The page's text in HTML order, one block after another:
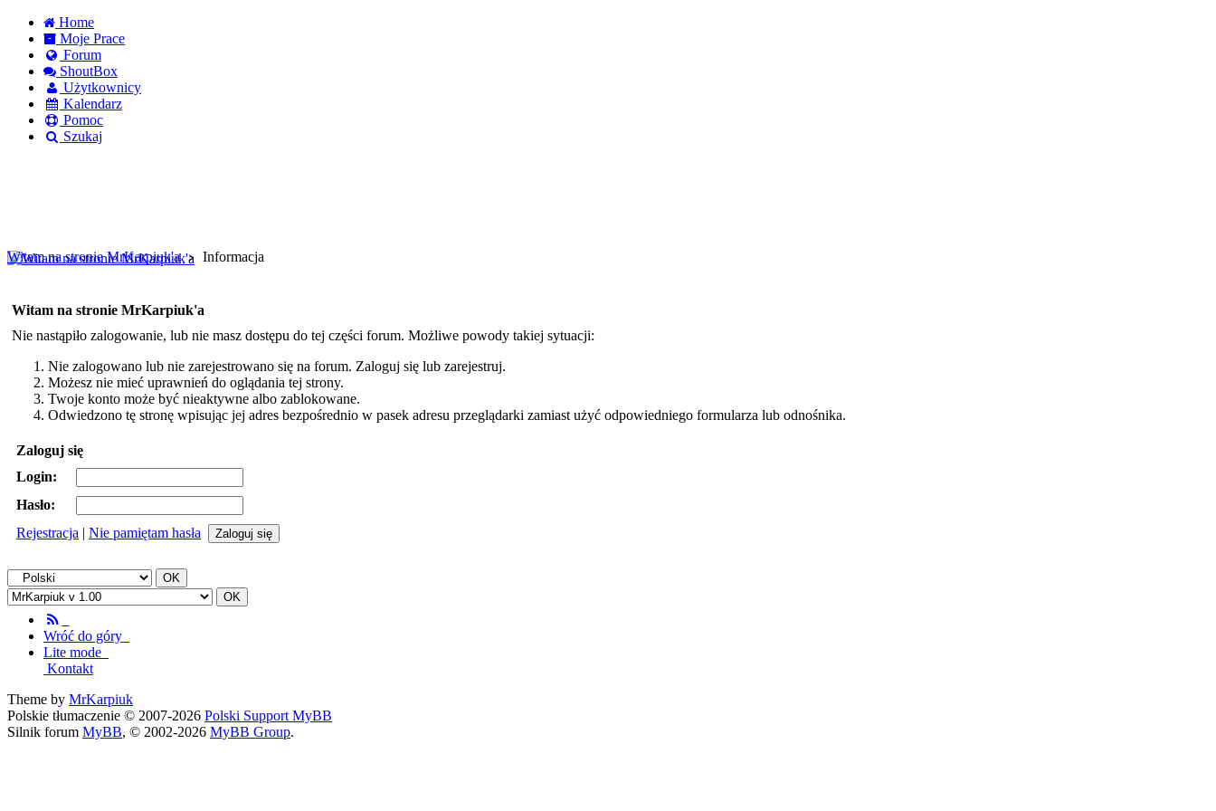
Home
Moje Prace
Forum
ShoutBox
Użytkownicy
Kalendarz
Pomoc
Szukaj
Witam na stronie MrKarpiuk'a
Informacja
Witam na stronie MrKarpiuk'a
Nie nastąpiło zalogowanie, lub nie masz dostępu do tej części forum. Możliwe powody takiej sytuacji:
Nie zalogowano lub nie zarejestrowano się na forum. Zaloguj się lub zarejestruj.
Możesz nie mieć uprawnień do oglądania tej strony.
Twoje konto może być nieaktywne albo zablokowane.
Odwiedzono tę stronę wpisując jej adres bezpośrednio w pasek adresu przeglądarki zamiast użyć odpowiedniego formularza lub odnośnika.
Zaloguj się
Login:
Hasło:
Rejestracja | Nie pamiętam hasła
Wróć do góry
Lite mode
Kontakt
Theme by MrKarpiuk
Polskie tłumaczenie © 2007-2026 Polski Support MyBB
Silnik forum MyBB, © 2002-2026 MyBB Group.